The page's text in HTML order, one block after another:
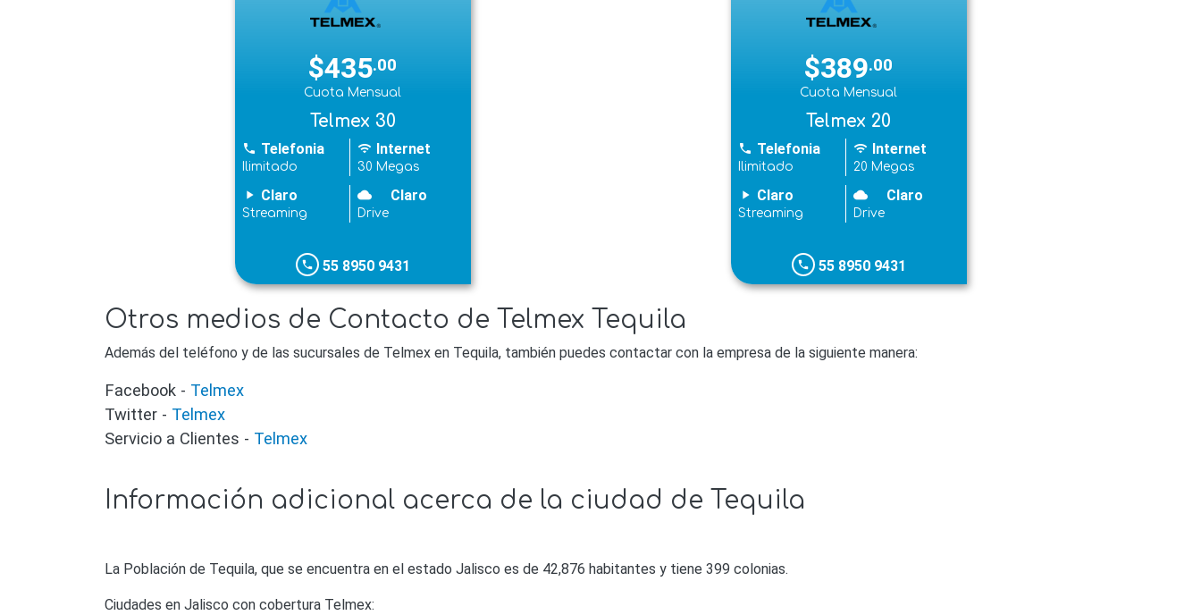
$435.00
Cuota Mensual
Telmex 30
phone Telefonia
Ilimitado
wifi Internet
30 Megas
play_arrow Claro
Streaming
cloudy Claro
Drive
phone 55 8950 9431
$389.00
Cuota Mensual
Telmex 20
phone Telefonia
Ilimitado
wifi Internet
20 Megas
play_arrow Claro
Streaming
cloudy Claro
Drive
phone 55 8950 9431
Otros medios de Contacto de Telmex Tequila
Además del teléfono y de las sucursales de Telmex en Tequila, también puedes contactar con la empresa de la siguiente manera:
Facebook - Telmex
Twitter - Telmex
Servicio a Clientes - Telmex
Información adicional acerca de la ciudad de Tequila
La Población de Tequila, que se encuentra en el estado Jalisco es de 42,876 habitantes y tiene 399 colonias.
Ciudades en Jalisco con cobertura Telmex: